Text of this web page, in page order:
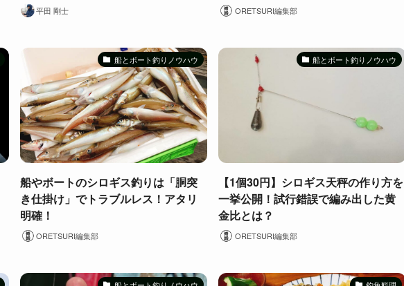
平田 剛士 ORETSURI編集部
船とボート釣りノウハウ
船やボートのシロギス釣りは「胴突
き仕掛け」でトラブルレス！アタリ
明確！
ORETSURI編集部
船とボート釣りノウハウ
【1個30円】シロギス天秤の作り方を
一挙公開！試行錯誤で編み出した黄
金比とは？
ORETSURI編集部